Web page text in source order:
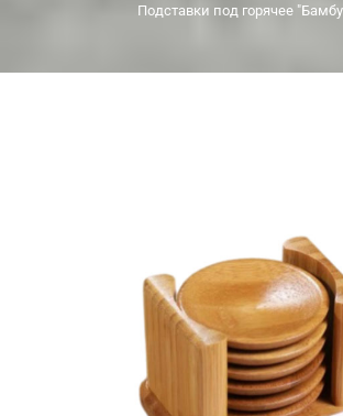
Подставки под горячее